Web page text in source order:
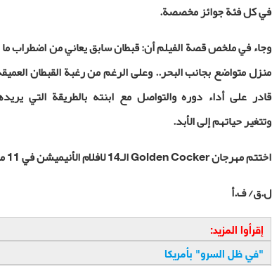
في كل فئة جوائز مخصصة.
وجاء في ملخص قصة الفيلم أن: قبطان سابق يعاني من اضطراب
منزل متواضع بجانب البحر.. وعلى الرغم من رغبة القبطان
قادر على أداء دوره والتواصل مع ابنته بالطريقة التي
وتتغير حياتهم إلى الأبد.
اختتم مهرجانGolden Cockerالـ14 لافلام الأنيميشن في 11 مايو/أيار الجاري في صوفيا عاصمة بلغاريا.
ل.ق/ ف.أ
إقرأوا المزيد:
"في ظل السرو" بأمريكا